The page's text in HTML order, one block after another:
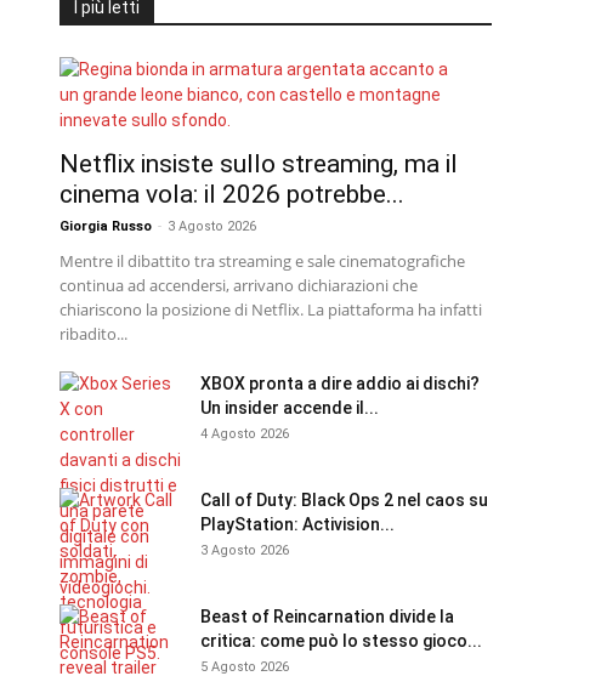
I più letti
Netflix insiste sullo streaming, ma il
cinema vola: il 2026 potrebbe...
Giorgia Russo - 3 Agosto 2026
Mentre il dibattito tra streaming e sale cinematografiche
continua ad accendersi, arrivano dichiarazioni che
chiariscono la posizione di Netflix. La piattaforma ha infatti
ribadito...
XBOX pronta a dire addio ai dischi?
Un insider accende il...
4 Agosto 2026
Call of Duty: Black Ops 2 nel caos su
PlayStation: Activision...
3 Agosto 2026
Beast of Reincarnation divide la
critica: come può lo stesso gioco...
5 Agosto 2026